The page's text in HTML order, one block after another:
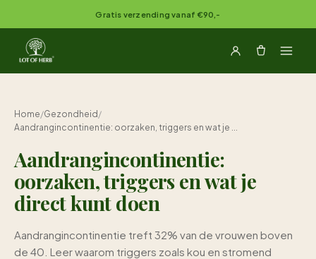
Gratis verzending vanaf €90,-
Home/Gezondheid /
Aandrangincontinentie: oorzaken, triggers en wat je ...
Aandrangincontinentie:
oorzaken, triggers en wat je
direct kunt doen
Aandrangincontinentie treft 32% van de vrouwen boven
de 40. Leer waarom triggers zoals kou en stromend